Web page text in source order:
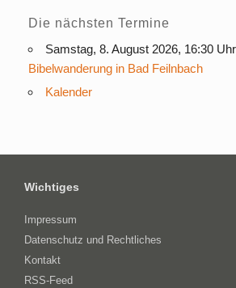
Die nächsten Termine
Samstag, 8. August 2026, 16:30
Bibelwanderung in Bad Feilnbach
Kalender
Wichtiges
Impressum
Datenschutz und Rechtliches
Kontakt
RSS-Feed